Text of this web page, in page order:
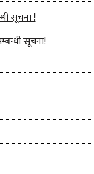
सूचना !
सूचना!